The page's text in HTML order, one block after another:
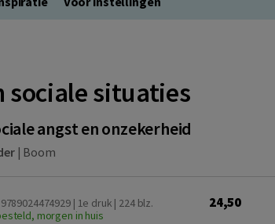
sociale situaties
angst en onzekerheid
| Boom
| 1e druk | 224 blz.
morgen in huis
24,50